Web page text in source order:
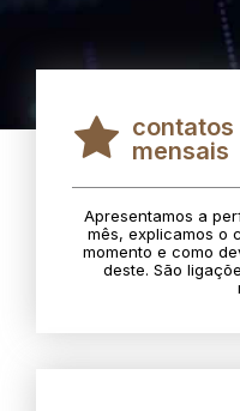
contatos
mensais
Apresentamos a
mês, explicamos o
momento e como
deste. São